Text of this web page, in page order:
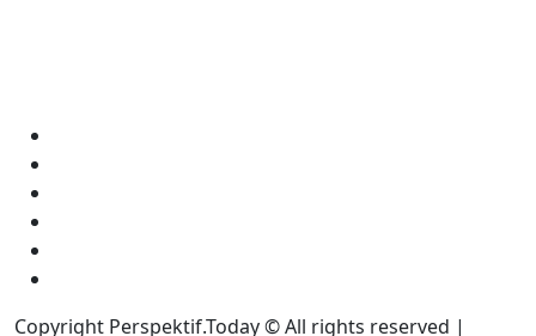
Copyright Perspektif.Today © All rights reserved |